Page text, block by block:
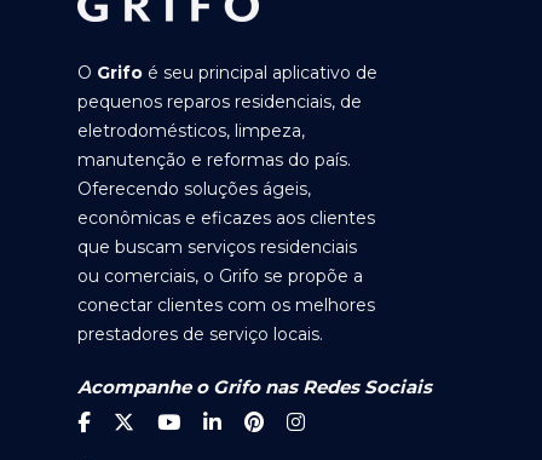
O Grifo é seu principal aplicativo de
pequenos reparos residenciais, de
eletrodomésticos, limpeza,
manutenção e reformas do país.
Oferecendo soluções ágeis,
econômicas e eficazes aos clientes
que buscam serviços residenciais
ou comerciais, o Grifo se propõe a
conectar clientes com os melhores
prestadores de serviço locais.
Acompanhe o Grifo nas Redes Sociais